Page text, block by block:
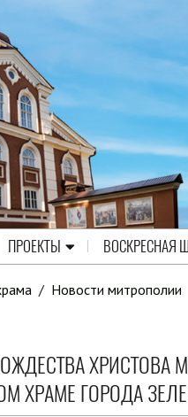
ПРОЕКТЫ ВОСКРЕСНАЯ
/ Новости митрополии
ХРАМЕ ГОРОДА